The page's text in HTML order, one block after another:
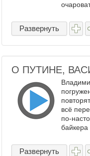
Развернуть
О ПУТИНЕ,
всё
по-
байкера
Развернуть